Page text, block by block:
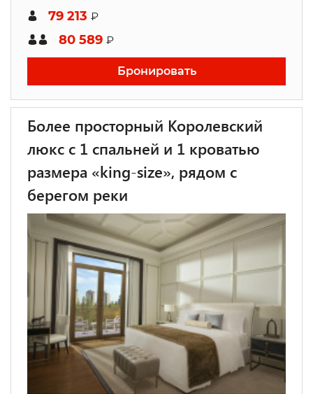
79 213 ₽
80 589 ₽
Бронировать
Более просторный Королевский
люкс с 1 спальней и 1 кроватью
размера «king-size», рядом с
берегом реки